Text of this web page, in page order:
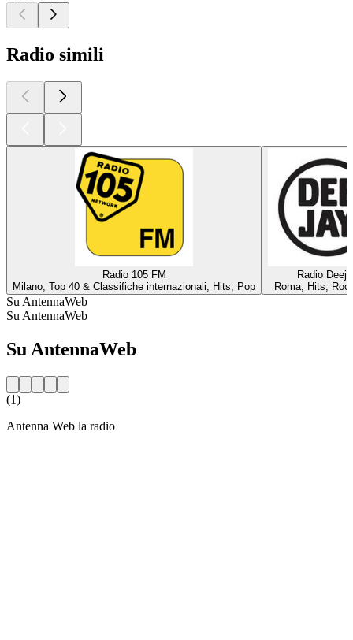
Radio simili
Radio 105 FM
Milano, Top 40 & Classifiche internazionali, Hits, Pop
Radio
Roma, Hits,
Su AntennaWeb
Su AntennaWeb
Su AntennaWeb
(1)
Antenna Web la radio